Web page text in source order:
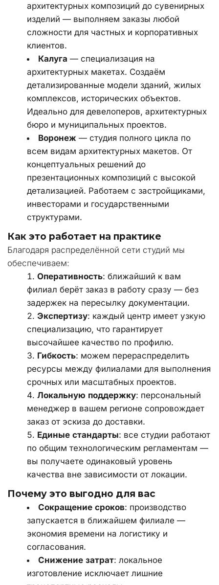
архитектурных композиций до сувенирных
изделий — выполняем заказы любой
сложности для частных и корпоративных
клиентов.
Калуга — специализация на
архитектурных макетах. Создаём
детализированные модели зданий, жилых
комплексов, исторических объектов.
Идеально для девелоперов, архитектурных
бюро и муниципальных проектов.
Воронеж — студия полного цикла по
всем видам архитектурных макетов. От
концептуальных решений до
презентационных композиций с высокой
детализацией. Работаем с застройщиками,
инвесторами и государственными
структурами.
Как это работает на практике
Благодаря распределённой сети студий мы
обеспечиваем:
Оперативность: ближайший к вам
филиал берёт заказ в работу сразу — без
задержек на пересылку документации.
Экспертизу: каждый центр имеет узкую
специализацию, что гарантирует
высочайшее качество по профилю.
Гибкость: можем перераспределить
ресурсы между филиалами для выполнения
срочных или масштабных проектов.
Локальную поддержку: персональный
менеджер в вашем регионе сопровождает
заказ от эскиза до доставки.
Единые стандарты: все студии работают
по общим технологическим регламентам —
вы получаете одинаковый уровень
качества вне зависимости от локации.
Почему это выгодно для вас
Сокращение сроков: производство
запускается в ближайшем филиале —
экономия времени на логистику и
согласования.
Снижение затрат: локальное
изготовление исключает лишние